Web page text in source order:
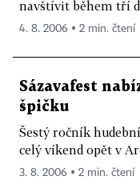
navštívit během tří
4. 8. 2006 ▪ 2 min. čtení
Sázavafest
špičku
Šestý ročník
celý víkend opět v
3. 8. 2006 ▪ 2 min. čtení